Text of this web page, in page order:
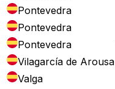
Pontevedra
Pontevedra
Pontevedra
Vilagarcía de Arousa
Valga